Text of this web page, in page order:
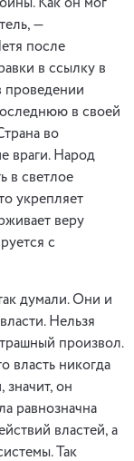
Как он мог
—
после
в ссылку в
проведении
в своей
во
враги. Народ
в светлое
укрепляет
веру
с
думали. Они и
Нельзя
произвол.
власть никогда
значит, он
равнозначна
властей, а
Так